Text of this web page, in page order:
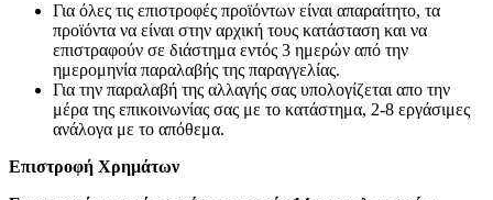
Για όλες τις επιστροφές προϊόντων είναι απαραίτητο, τα
προϊόντα να είναι στην αρχική τους κατάσταση και να
επιστραφούν σε διάστημα εντός 3 ημερών από την
ημερομηνία παραλαβής της παραγγελίας.
Για την παραλαβή της αλλαγής σας υπολογίζεται απο την
μέρα της επικοινωνίας σας με το κατάστημα, 2-8 εργάσιμες
ανάλογα με το απόθεμα.
Επιστροφή Χρημάτων